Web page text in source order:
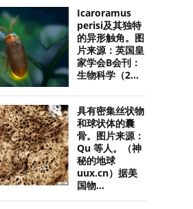
Icaroramus
perisi及其独特
的异形触角。图
片来源：英国皇
家学会B会刊：
生物科学（2...
具有密集丝状物
和球状体的囊
骨。图片来源：
Qu 等人。（神
秘的地球
uux.cn）据美
国物...